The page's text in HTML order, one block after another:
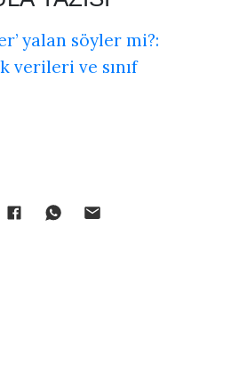
yalan söyler mi?:
verileri ve sınıf